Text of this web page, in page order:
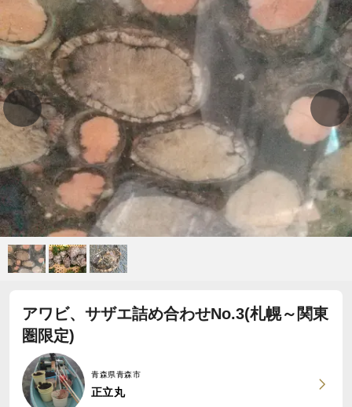
アワビ、サザエ詰め合わせNo.3(札幌～関東
圏限定)
青森県青森市
正立丸